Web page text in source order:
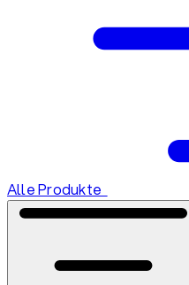
Alle Produkte